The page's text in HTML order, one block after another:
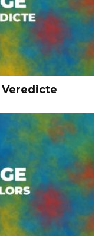
Veredicte